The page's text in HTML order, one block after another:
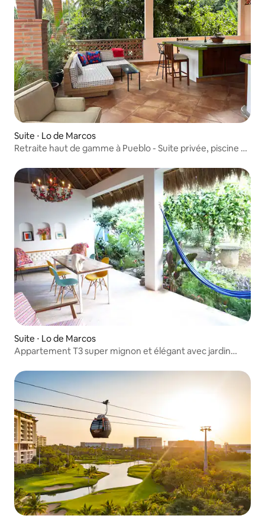
Suite ⋅ Lo de Marcos
Retraite haut de gamme à Pueblo - Suite privée, piscine et
Suite ⋅ Lo de Marcos
Appartement T3 super mignon et élégant avec jardin